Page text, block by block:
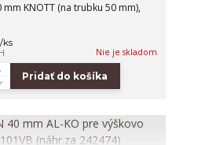
KNOTT (na trubku 50 mm),
/ks
Nie je skladom
Pridať do košíka